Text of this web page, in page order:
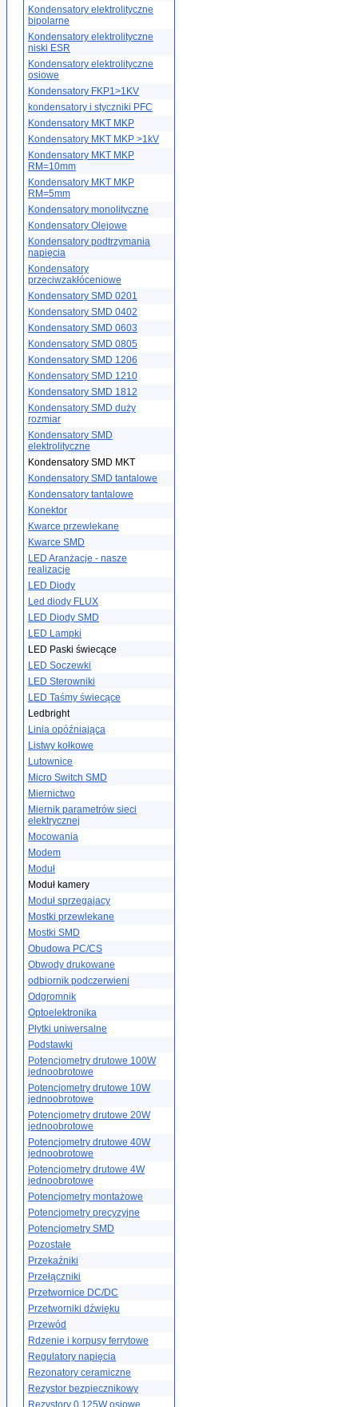
Kondensatory elektrolityczne
bipolarne
Kondensatory elektrolityczne
niski ESR
Kondensatory elektrolityczne
osiowe
Kondensatory FKP1>1KV
kondensatory i styczniki PFC
Kondensatory MKT MKP
Kondensatory MKT MKP >1kV
Kondensatory MKT MKP
RM=10mm
Kondensatory MKT MKP
RM=5mm
Kondensatory monolityczne
Kondensatory Olejowe
Kondensatory podtrzymania
napięcia
Kondensatory
przeciwzakłóceniowe
Kondensatory SMD 0201
Kondensatory SMD 0402
Kondensatory SMD 0603
Kondensatory SMD 0805
Kondensatory SMD 1206
Kondensatory SMD 1210
Kondensatory SMD 1812
Kondensatory SMD duży
rozmiar
Kondensatory SMD
elektrolityczne
Kondensatory SMD MKT
Kondensatory SMD tantalowe
Kondensatory tantalowe
Konektor
Kwarce przewlekane
Kwarce SMD
LED Aranżacje - nasze
realizacje
LED Diody
Led diody FLUX
LED Diody SMD
LED Lampki
LED Paski świecące
LED Soczewki
LED Sterowniki
LED Taśmy świecące
Ledbright
Linia opóźniająca
Listwy kołkowe
Lutownice
Micro Switch SMD
Miernictwo
Miernik parametrów sieci
elektrycznej
Mocowania
Modem
Moduł
Moduł kamery
Moduł sprzegajacy
Mostki przewlekane
Mostki SMD
Obudowa PC/CS
Obwody drukowane
odbiornik podczerwieni
Odgromnik
Optoelektronika
Płytki uniwersalne
Podstawki
Potencjometry drutowe 100W
jednoobrotowe
Potencjometry drutowe 10W
jednoobrotowe
Potencjometry drutowe 20W
jednoobrotowe
Potencjometry drutowe 40W
jednoobrotowe
Potencjometry drutowe 4W
jednoobrotowe
Potencjometry montażowe
Potencjometry precyzyjne
Potencjometry SMD
Pozostałe
Przekaźniki
Przełączniki
Przetwornice DC/DC
Przetworniki dźwięku
Przewód
Rdzenie i korpusy ferrytowe
Regulatory napięcia
Rezonatory ceramiczne
Rezystor bezpiecznikowy
Rezystory 0.125W osiowe